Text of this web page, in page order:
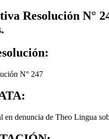
Resolución N°
N° 247
en denuncia de Theo Lingua